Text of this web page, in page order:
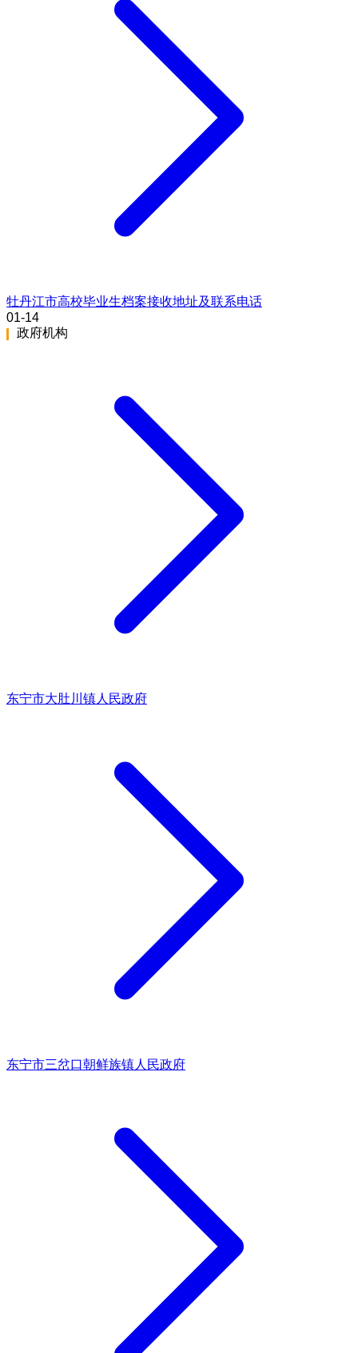
牡丹江市高校毕业生档案接收地址及联系电话
01-14
政府机构
东宁市大肚川镇人民政府
东宁市三岔口朝鲜族镇人民政府